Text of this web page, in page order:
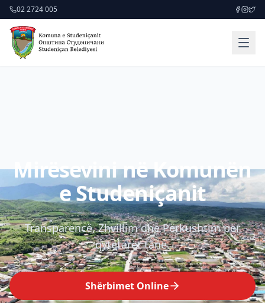
02 2724 005
Mirësevini në Komunën
e Studeniçanit
Transparencë, Zhvillim dhe Përkushtim për
qytetarët tanë.
Shërbimet Online